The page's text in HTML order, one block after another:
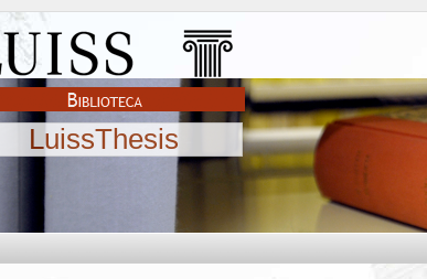
LuissThesis